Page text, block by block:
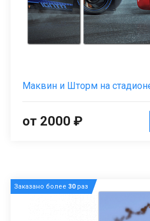
Маквин и Шторм на
от 2000 ₽
Заказано более 30раз